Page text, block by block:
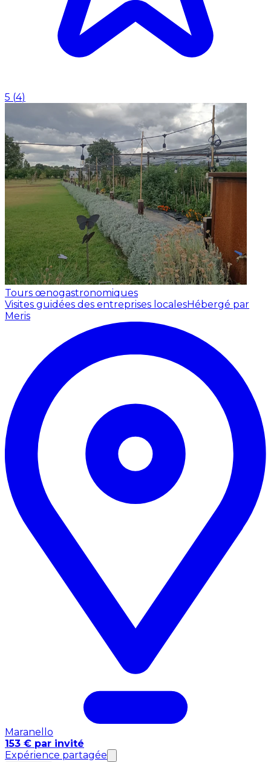
5 (4)
Tours œnogastronomiques
Visites guidées des entreprises localesHébergé par
Meris
Maranello
153 € par invité
Expérience partagée